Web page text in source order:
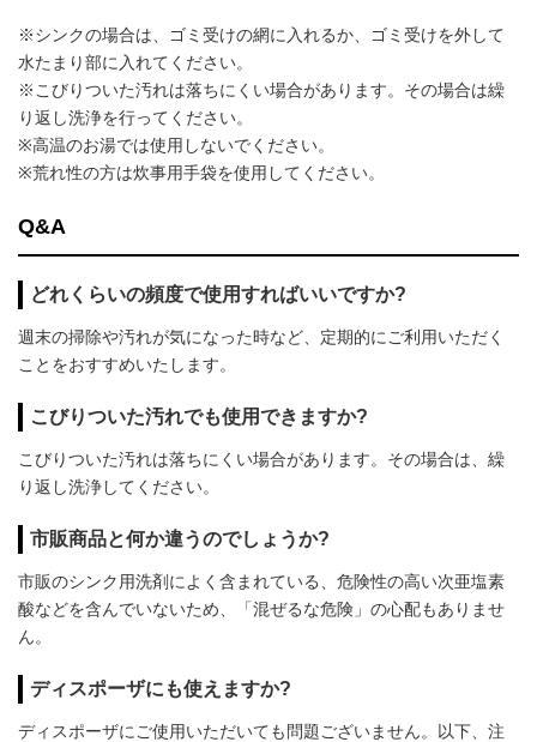
※シンクの場合は、ゴミ受けの網に入れるか、ゴミ受けを外して
水たまり部に入れてください。
※こびりついた汚れは落ちにくい場合があります。その場合は繰
り返し洗浄を行ってください。
※高温のお湯では使用しないでください。
※荒れ性の方は炊事用手袋を使用してください。
Q&A
どれくらいの頻度で使用すればいいですか?
週末の掃除や汚れが気になった時など、定期的にご利用いただく
ことをおすすめいたします。
こびりついた汚れでも使用できますか?
こびりついた汚れは落ちにくい場合があります。その場合は、繰
り返し洗浄してください。
市販商品と何か違うのでしょうか?
市販のシンク用洗剤によく含まれている、危険性の高い次亜塩素
酸などを含んでいないため、「混ぜるな危険」の心配もありませ
ん。
ディスポーザにも使えますか?
ディスポーザにご使用いただいても問題ございません。以下、注